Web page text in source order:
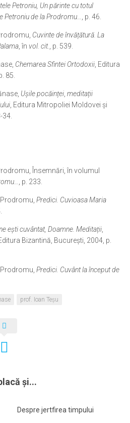
Petroniu, Un părinte cu totul
Petroniu de la Prodromu… , p. 46.
Cuvinte de învățătură. La
, în vol. cit. , p. 539.
Chemarea Sfintei Ortodoxii , Editura
85.
Ușile pocăinței meditații
, Editura Mitropoliei Moldovei și
Însemnări, în volumul
, p. 233.
Predici. Cuvioasa Maria
ești cuvântat, Doamne. Meditații
Bizantină, București, 2004, p.
Predici. Cuvânt la început de
prof. Ioan Teșu
și...
Despre jertfirea timpului